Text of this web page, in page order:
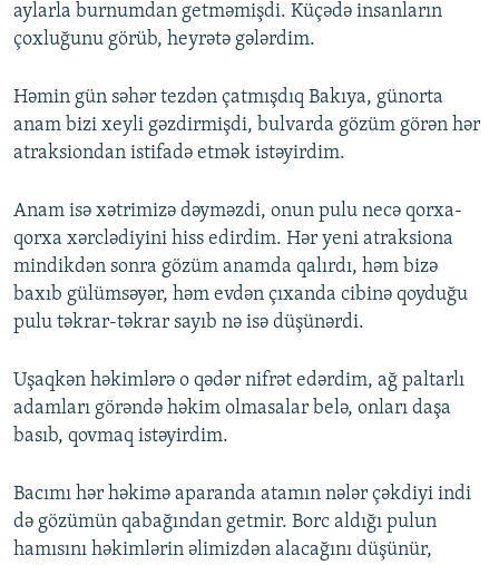
aylarla burnumdan getməmişdi. Küçədə insanların
çoxluğunu görüb, heyrətə gələrdim.
Həmin gün səhər tezdən çatmışdıq Bakıya, günorta
anam bizi xeyli gəzdirmişdi, bulvarda gözüm görən hər
atraksiondan istifadə etmək istəyirdim.
Anam isə xətrimizə dəyməzdi, onun pulu necə qorxa-
qorxa xərclədiyini hiss edirdim. Hər yeni atraksiona
mindikdən sonra gözüm anamda qalırdı, həm bizə
baxıb gülümsəyər, həm evdən çıxanda cibinə qoyduğu
pulu təkrar-təkrar sayıb nə isə düşünərdi.
Uşaqkən həkimlərə o qədər nifrət edərdim, ağ paltarlı
adamları görəndə həkim olmasalar belə, onları daşa
basıb, qovmaq istəyirdim.
Bacımı hər həkimə aparanda atamın nələr çəkdiyi indi
də gözümün qabağından getmir. Borc aldığı pulun
hamısını həkimlərin əlimizdən alacağını düşünür,